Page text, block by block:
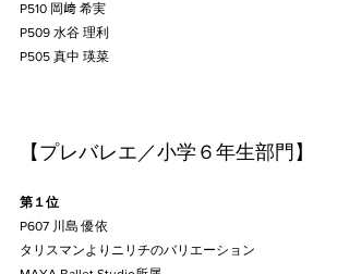
P510 岡﨑 希実
P509 水谷 理利
P505 真中 瑛菜
【プレバレエ／小学６年生部門】
第１位
P607 川島 優依
タリスマンよりニリチのバリエーション